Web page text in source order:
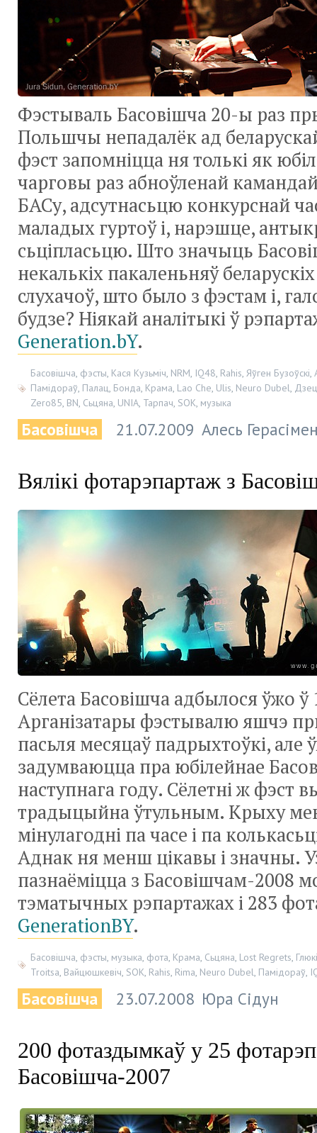
Фэстываль Басовішча 20-ы раз
Польшчы непадалёк ад
фэст запомніцца ня толькі як
чарговы раз абноўленай камандай
БАСу, адсутнасьцю конкурснай
маладых гуртоў і, нарэшце,
сьціпласьцю. Што значыць
некалькіх пакаленьняў
слухачоў, што было з фэстам і,
будзе? Ніякай аналітыкі ў
Generation.bY.
Басовішча, фэсты, Кася Кузьміч, NRM, IQ48, Rahis, Яўген Бузоўскі,
Памідораў, Палац, Бонда, Крама, Lao Che, Ulis, Neuro Dubel,
Zero85, BN, Сьцяна, UNIA, Тарпач, SOK, музыка
Басовішча 21.07.2009 Алесь
Вялікі фотарэпартаж з
Сёлета Басовішча адбылося ўжо ў
Арганізатары фэстывалю яшчэ
пасьля месяцаў падрыхтоўкі, але
задумваюцца пра юбілейнае
наступнага году. Сёлетні ж фэст
традыцыйна ўтульным. Крыху
мінулагодні па часе і па
Аднак ня менш цікавы і значны.
пазнаёміцца з Басовішчам-2008
тэматычных рэпартажах і 283
GenerationBY.­­
Басовішча, фэсты, музыка, фота, Крама, Сьцяна, Lost Regrets, Глюкі
Troitsa, Вайцюшкевіч, SOK, Rahis, Rima, Neuro Dubel, Памідораў,
Басовішча 23.07.2008 Юра Сідун
200 фотаздымкаў у 25
Басовішча-2007